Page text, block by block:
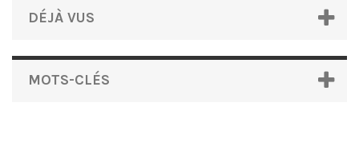
DÉJÀ VUS
MOTS-CLÉS